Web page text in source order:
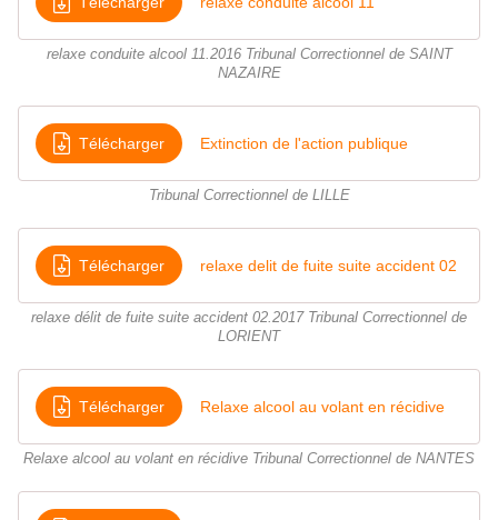
relaxe conduite alcool 11.2016 Tribunal Correctionnel de SAINT
NAZAIRE
Télécharger Extinction de l'action publique
Tribunal Correctionnel de LILLE
Télécharger relaxe delit de fuite suite accident 02
relaxe délit de fuite suite accident 02.2017 Tribunal Correctionnel de
LORIENT
Télécharger Relaxe alcool au volant en récidive
Relaxe alcool au volant en récidive Tribunal Correctionnel de NANTES